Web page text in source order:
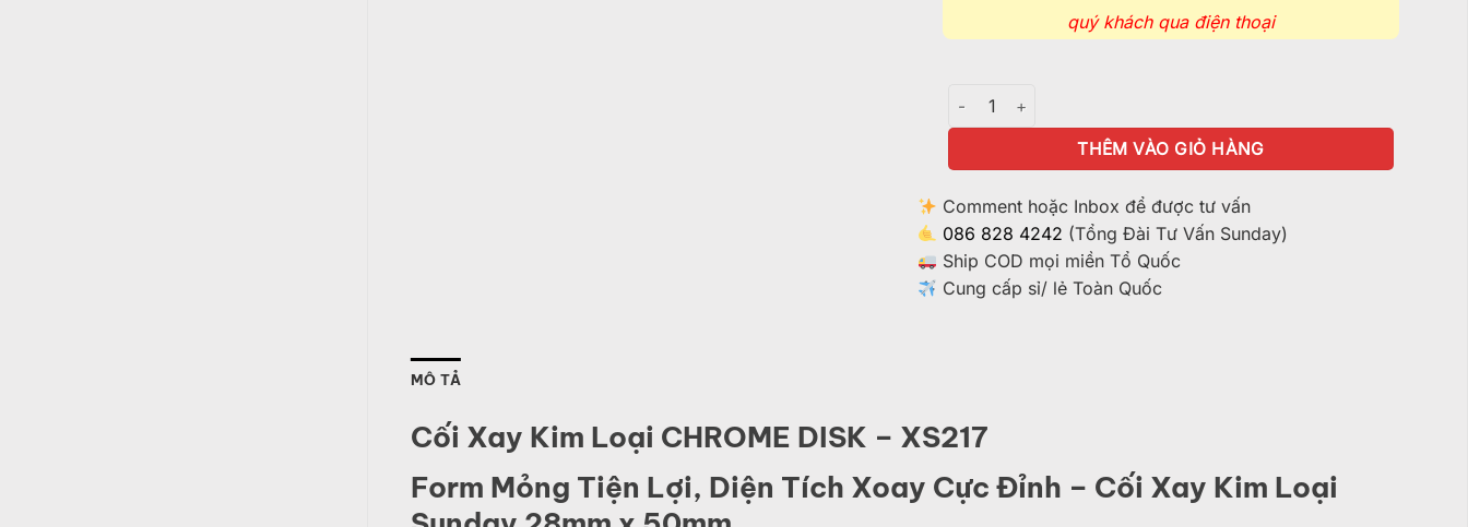
quý khách qua điện thoại
Cối Xay Kim Loại CHROME DISK - XS217 số lượng
THÊM VÀO GIỎ HÀNG
Comment hoặc Inbox để được tư vấn
086 828 4242 (Tổng Đài Tư Vấn Sunday)
Ship COD mọi miền Tổ Quốc
Cung cấp sỉ/ lẻ Toàn Quốc
MÔ TẢ
Cối Xay Kim Loại CHROME DISK – XS217
Form Mỏng Tiện Lợi, Diện Tích Xoay Cực Đỉnh – Cối Xay Kim Loại